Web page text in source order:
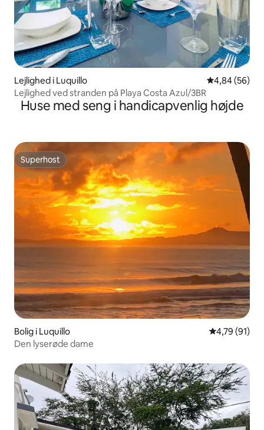
Lejlighed i Luquillo 4,84 ud af 5 i
4,84 (56)
Lejlighed ved stranden på Playa Costa Azul/3BR
Huse med seng i handicapvenlig højde
Superhost
Superhost
Bolig i Luquillo 4,79 ud af 5
4,79 (91)
Den lyserøde dame